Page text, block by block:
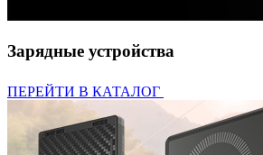
Зарядные устройства
ПЕРЕЙТИ В КАТАЛОГ